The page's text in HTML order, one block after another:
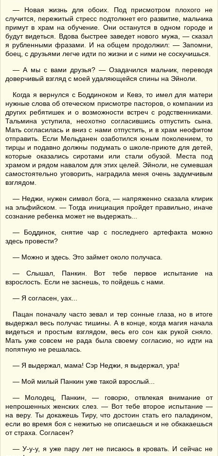
— Новая жизнь для обоих. Под присмотром плохого не
случится, пережитый стресс подтолкнет его развитие, мальчика
примут в храм на обучение. Они останутся в одном городе и
будут видеться. Вдова быстрее заведет нового мужа, — сказал
я рубленными фразами. И на общем продолжил: — Запомни,
боец, с друзьями легче идти по жизни и c ними не соскучишься.
— А мы с вами друзья? — Озадачился мальчик, переводя
доверчивый взгляд с моей удаляющейся спины на Эйноли.
Когда я вернулся с Боддиноком и Кевэ, то имел для матери
нужные слова об отеческом присмотре пасторов, о компании из
других ребятишек и о возможности встреч с родственниками.
Тальмина уступила, неохотно согласившись отпустить сына.
Мать согласилась и вниз с нами отпустить, и в храм неофитом
отправить. Если Мельданен озаботился юным поколением, то
тирцы и подавно должны подумать о школе-приюте для детей,
которые оказались сиротами или стали обузой. Места под
храмом и рядом навалом для этих целей. Эйноли, не сумевшая
самостоятельно уговорить, наградила меня очень задумчивым
взглядом.
— Неджи, нужен символ бога, — напряженно сказала клирик
на эльфийском. — Тогда инициация пройдет правильно, иначе
сознание ребенка может не выдержать...
— Боддинок, снятие чар с последнего артефакта можно
здесь провести?
— Можно и здесь. Это займет около получаса.
— Слышал, Панкин. Вот тебе первое испытание на
взрослость. Если не заснешь, то пойдешь с нами.
— Я согласен, уах...
Пацан поначалу часто зевал и тер сонные глаза, но в итоге
выдержал весь получас тишины. А в конце, когда магия начала
видеться и простым взглядом, весь его сон как рукой сняло.
Мать уже совсем не рада была своему согласию, но идти на
попятную не решалась.
— Я выдержал, мама! Сэр Неджи, я выдержал, ура!
— Мой милый Панкин уже такой взрослый...
— Молодец, Панкин, — говорю, отвлекая внимание от
непрошенных женских слез. — Вот тебе второе испытание —
на веру. Ты докажешь Тиру, что достоин стать его паладином,
если во время боя с нежитью не описаешься и не обкакаешься
от страха. Согласен?
— У-у-у, я уже пару лет не писаюсь в кровать. И сейчас не